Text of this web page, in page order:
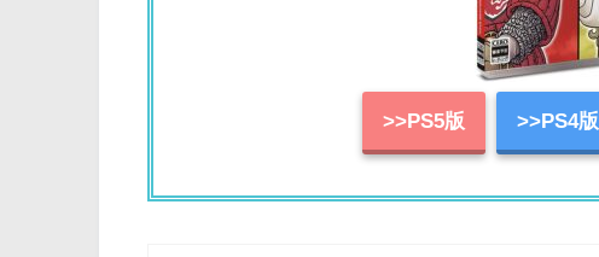
>>PS5版 >>PS4版